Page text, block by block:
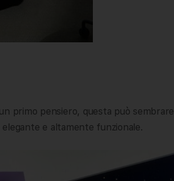
primo pensiero, questa può sembrare
e altamente funzionale.